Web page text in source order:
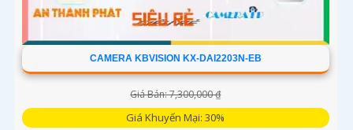
CAMERA KBVISION KX-DAI2203N-EB
Giá Bán: 7,300,000 ₫
Giá Khuyến Mại: 30%